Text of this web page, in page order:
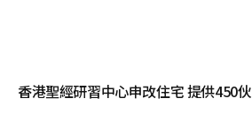
香港聖經研習中心申改住宅 提供450伙